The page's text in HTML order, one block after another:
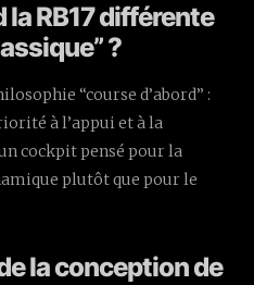
la RB17 différente
?
“course d’abord” :
à l’appui et à la
cockpit pensé pour la
plutôt que pour le
la conception de